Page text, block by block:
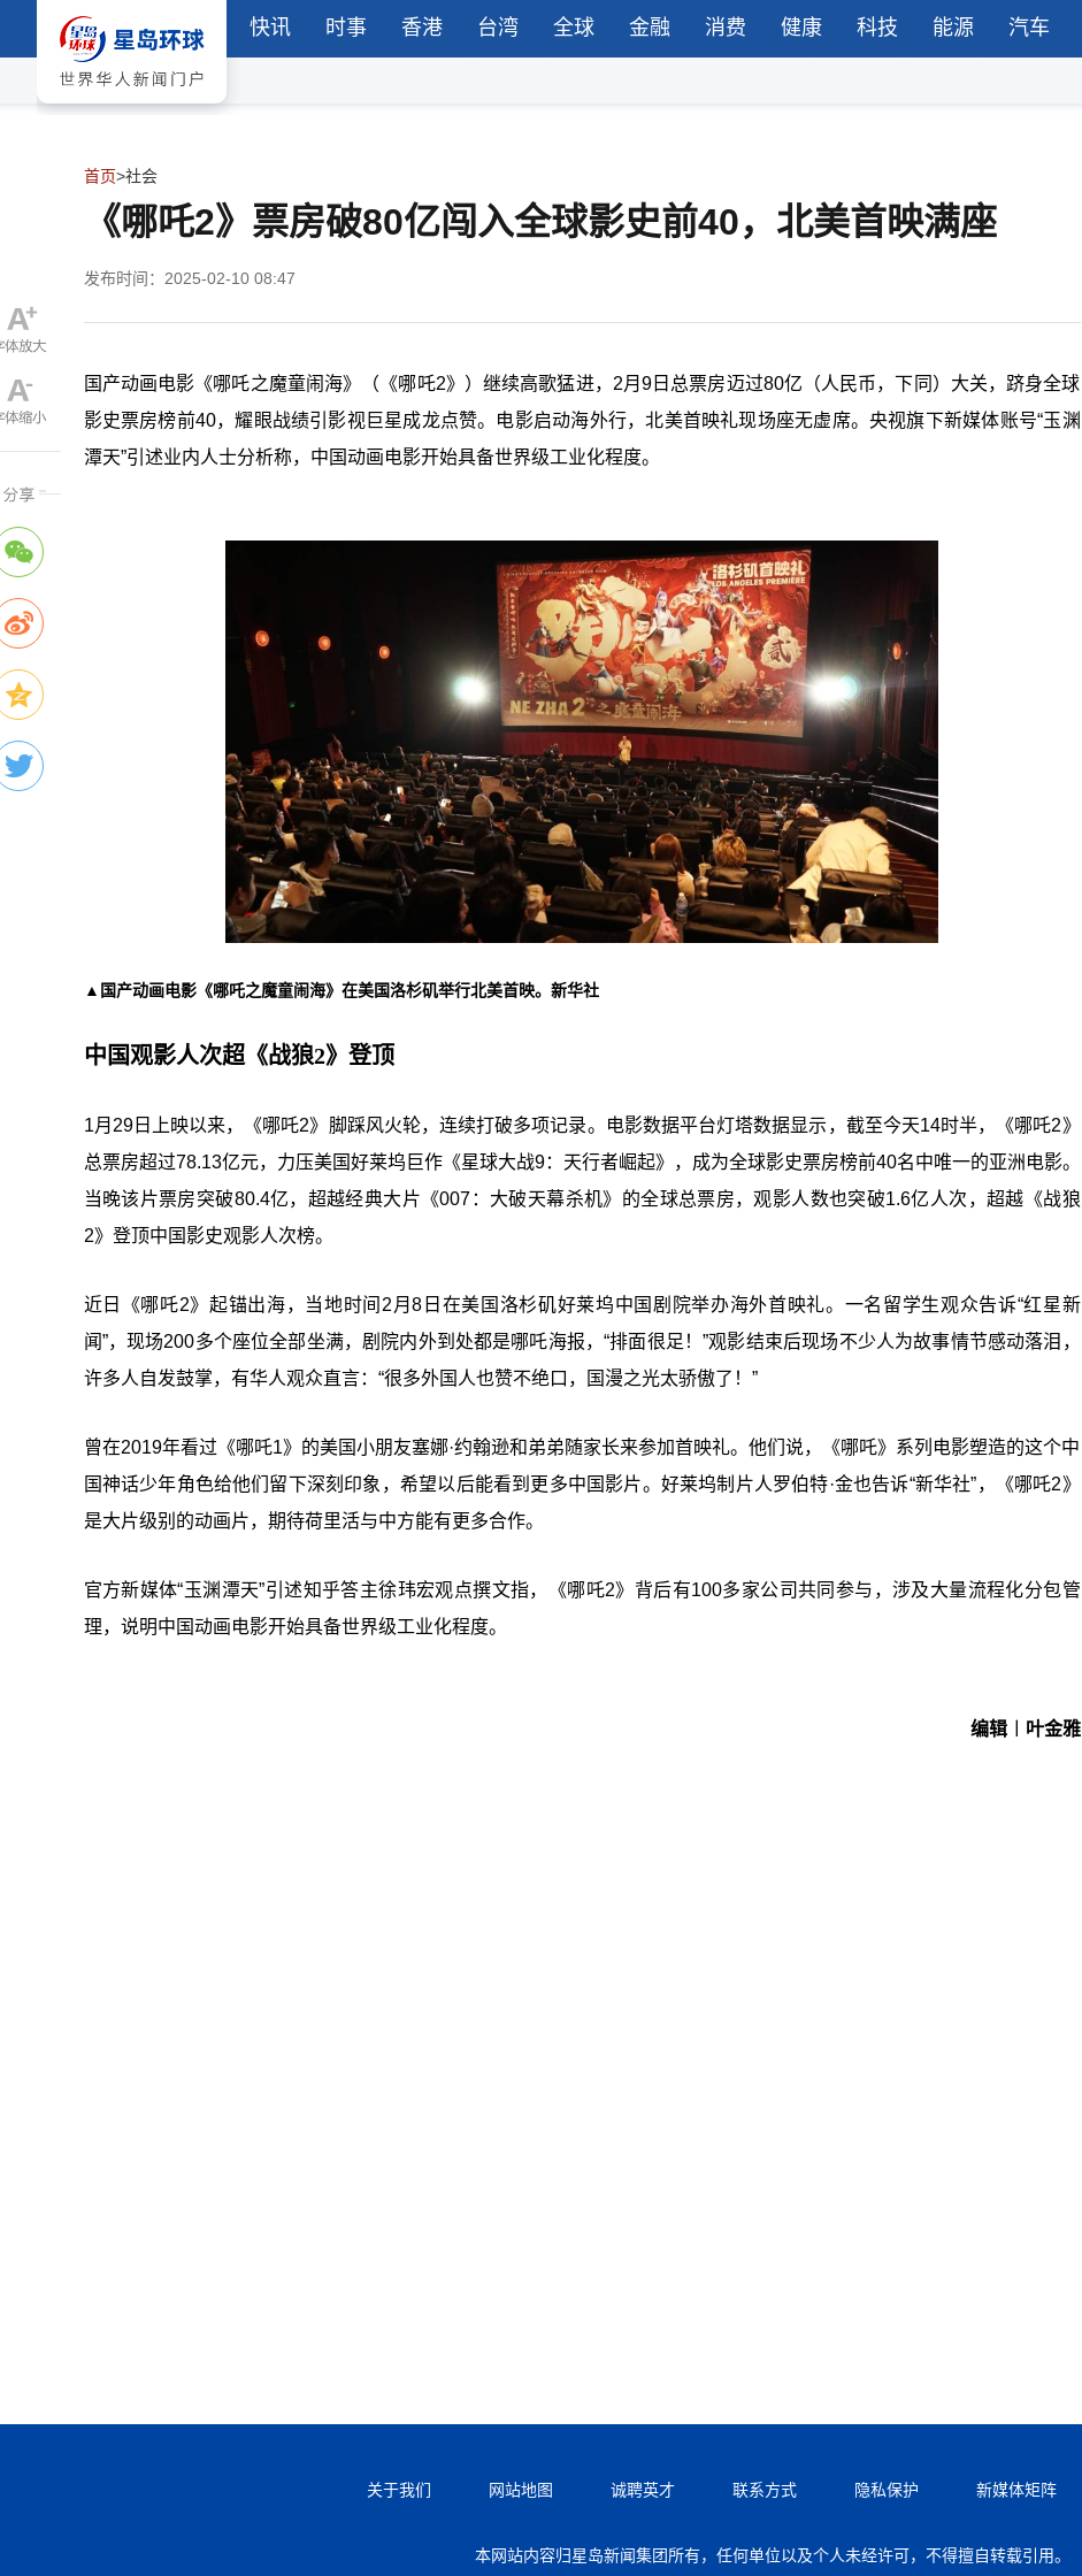
快讯 时事 香港 台湾 全球 金融 消费 健康 科技 能源 汽车
首页>社会
《哪吒2》票房破80亿闯入全球影史前40，北美首映满座
发布时间：2025-02-10 08:47
国产动画电影《哪吒之魔童闹海》（《哪吒2》）继续高歌猛进，2月9日总票房迈过80亿（人民币，下同）大关，跻身全球
影史票房榜前40，耀眼战绩引影视巨星成龙点赞。电影启动海外行，北美首映礼现场座无虚席。央视旗下新媒体账号“玉渊
潭天”引述业内人士分析称，中国动画电影开始具备世界级工业化程度。
▲国产动画电影《哪吒之魔童闹海》在美国洛杉矶举行北美首映。新华社
中国观影人次超《战狼2》登顶
1月29日上映以来，《哪吒2》脚踩风火轮，连续打破多项记录。电影数据平台灯塔数据显示，截至今天14时半，《哪吒2》
总票房超过78.13亿元，力压美国好莱坞 巨作《星球大战9：天行者崛起》，成为全球影史票房榜前40名中唯一的亚洲电影。
当晚该片票房突破80.4亿，超越经典大片《007：大破天幕杀机》的全球总票房，观影人数也突破1.6亿人次，超越《战狼
2》登顶中国影史观影人次榜。
近日《哪吒2》起锚出海，当地时间2月8日在美国洛杉矶好莱坞中国剧院举办海外首映礼。一名留学生观众告诉“红星新
闻”，现场200多个座位全部坐满，剧院内外到处都是哪吒海报，“排面很足！”观影结束后现场不少人为故事情节感动落泪，
许多人自发鼓掌，有华人观众直言：“很多外国人也赞不绝口，国漫之光太骄傲了！”
曾在2019年看过《哪吒1》的美国小朋友塞娜·约翰逊和弟弟随家长来参加首映礼。他们说，《哪吒》系列电影塑造的这个中
国神话少年角色给他们留下深刻印象，希望以后能看到更多中国影片。好莱坞制片人罗伯特·金也告诉“新华社”，《哪吒2》
是大片级别的动画片，期待荷里活与中方能有更多合作。
官方新媒体“玉渊潭天”引述知乎答主徐玮宏观点撰文指，《哪吒2》背后有100多家公司共同参与，涉及大量流程化分包管
理，说明中国动画电影开始具备世界级工业化程度。
编辑︱叶金雅
关于我们 网站地图 诚聘英才 联系方式 隐私保护 新媒体矩阵
本网站内容归星岛新闻集团所有，任何单位以及个人未经许可，不得擅自转载引用。